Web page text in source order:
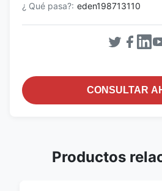
¿ Qué pasa?: eden198713110
CONSULTAR
Productos